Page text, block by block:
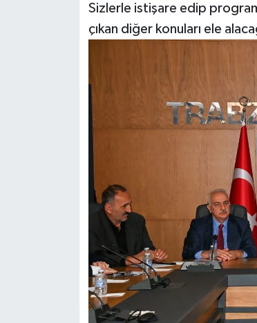
Sizlerle istişare edip
çıkan diğer konuları ele